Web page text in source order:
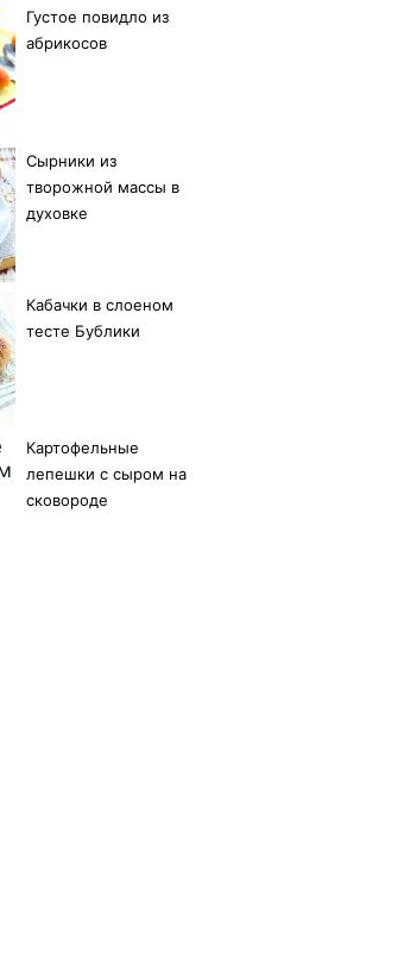
Густое повидло из
абрикосов
Сырники из
творожной массы в
духовке
Кабачки в слоеном
тесте Бублики
Картофельные
лепешки с сыром на
сковороде